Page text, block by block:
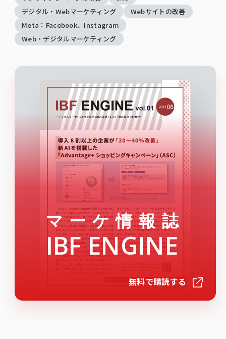
デジタル・Webマーケティング
Webサイトの改善
Meta：Facebook、Instagram
Web・デジタルマーケティング
マーケ情報誌
IBF ENGINE
無料で購読する